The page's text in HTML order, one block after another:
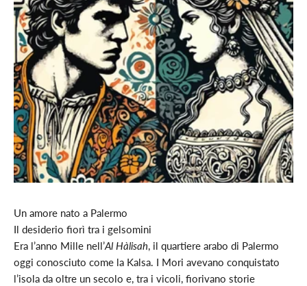
Un amore nato a Palermo
Il desiderio fiorì tra i gelsomini
Era l’anno Mille nell’Al Hàlisah, il quartiere arabo di Palermo
oggi conosciuto come la Kalsa. I Mori avevano conquistato
l’isola da oltre un secolo e, tra i vicoli, fiorivano storie